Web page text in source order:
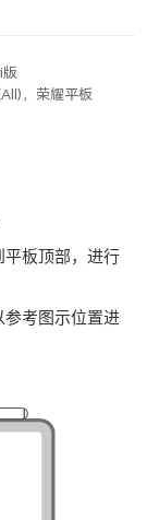
，荣耀平板
平板顶部，进行
参考图示位置进